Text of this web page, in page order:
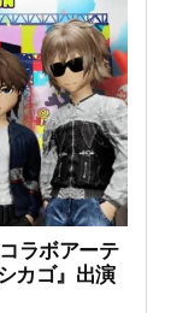
ラボアーテ
カゴ』出演